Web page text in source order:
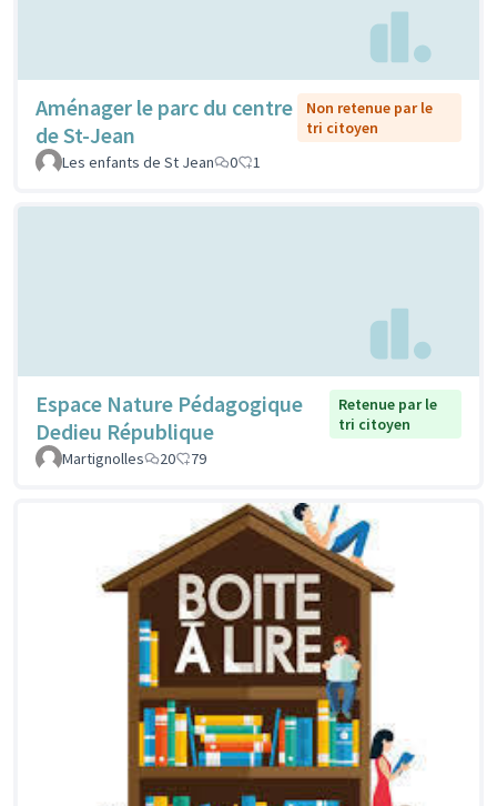
Aménager le parc du centre
de St-Jean
Non retenue par le
tri citoyen
Les enfants de St Jean
0 1
Espace Nature Pédagogique
Dedieu République
Retenue par le
tri citoyen
Martignolles
20 79